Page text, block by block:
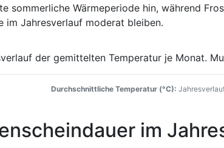
sommerliche Wärmeperiode hin, während
im Jahresverlauf moderat bleiben.
Durchschnittliche Temperatur (°C):
im